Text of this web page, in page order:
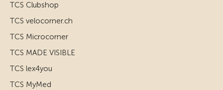
TCS Clubshop
TCS velocorner.ch
TCS Microcorner
TCS MADE VISIBLE
TCS lex4you
TCS MyMed